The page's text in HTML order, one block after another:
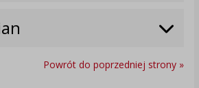
Powrót do poprzedniej strony »